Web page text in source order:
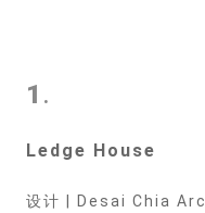
1 .
Ledge House
设计 | Desai Chia